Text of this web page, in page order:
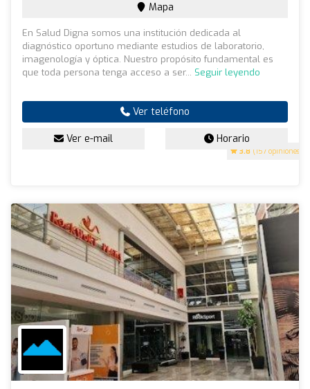
3.8 (157 opiniones)
Mapa
En Salud Digna somos una institución dedicada al
diagnóstico oportuno mediante estudios de laboratorio,
imagenología y óptica. Nuestro propósito fundamental es
que toda persona tenga acceso a ser... Seguir leyendo
Ver teléfono
Ver e-mail Horario